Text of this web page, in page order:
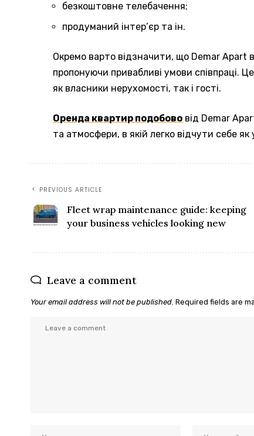
безкоштовне телебачення;
продуманий інтер’єр та ін.
Окремо варто відзначити, що Demar Apart
пропонуючи привабливі умови співпраці.
як власники нерухомості, так і гості.
Оренда квартир подобово від Demar
та атмосфери, в якій легко відчути себе
PREVIOUS ARTICLE
Fleet wrap maintenance guide: keeping
your business vehicles looking new
Leave a comment
Your email address will not be published. Required fields are